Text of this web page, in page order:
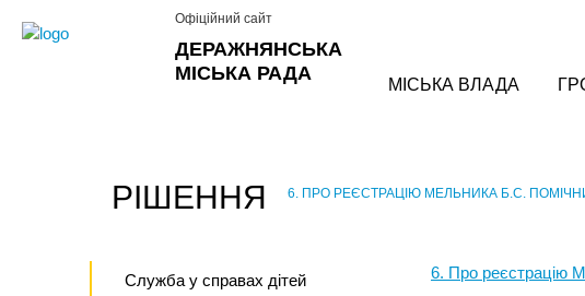
ДЕРАЖНЯНСЬКА
МІСЬКА РАДА
Офіційний сайт
МІСЬКА ВЛАДА
РІШЕННЯ 6. ПРО РЕЄСТРАЦІЮ МЕЛЬНИКА Б.С.
Служба у справах дітей 6. Про реєстрацію